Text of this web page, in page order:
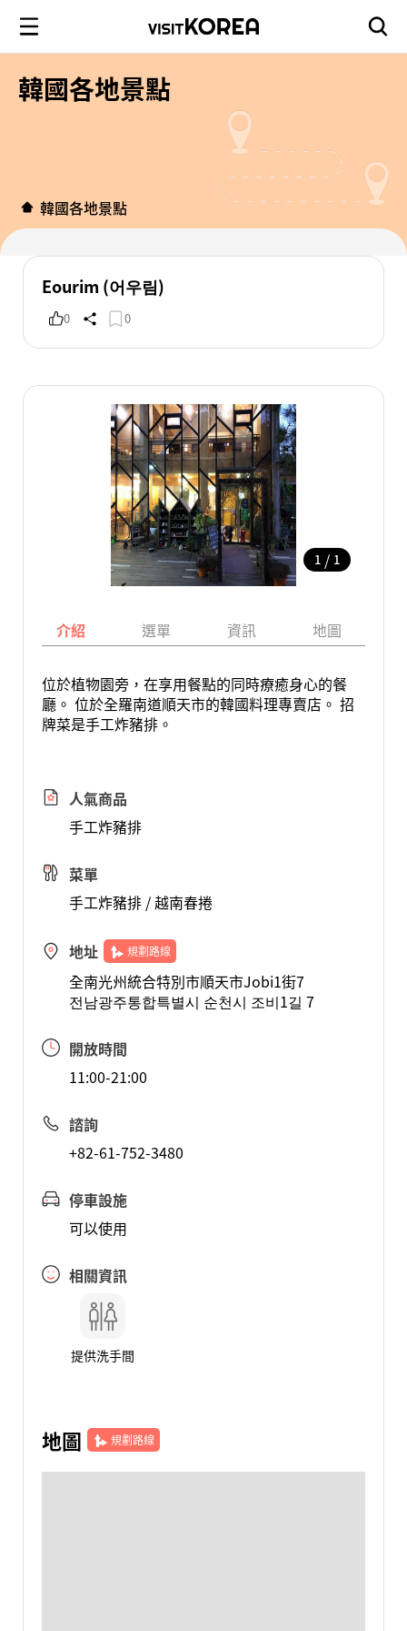
韓國各地景點
韓國各地景點
Eourim (어우림)
0 0
1 / 1
介紹 選單 資訊 地圖
位於植物園旁，在享用餐點的同時療癒身心的餐
廳。 位於全羅南道順天市的韓國料理專賣店。 招
牌菜是手工炸豬排。
人氣商品
手工炸豬排
菜單
手工炸豬排 / 越南春捲
地址 規劃路線
全南光州統合特別市順天市Jobi1街7
전남광주통합특별시 순천시 조비1길 7
開放時間
11:00-21:00
諮詢
+82-61-752-3480
停車設施
可以使用
相關資訊
提供洗手間
地圖 規劃路線